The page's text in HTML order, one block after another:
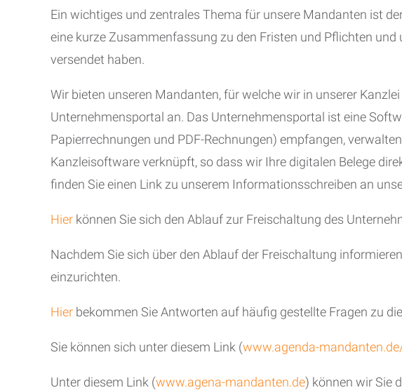
Ein wichtiges und zentrales Thema für unsere Mandanten ist
eine kurze Zusammenfassung zu den Fristen und Pflichten und
versendet haben.
Wir bieten unseren Mandanten, für welche wir in unserer
Unternehmensportal an. Das Unternehmensportal ist eine
Papierrechnungen und PDF-Rechnungen) empfangen,
Kanzleisoftware verknüpft, so dass wir Ihre digitalen Belege
finden Sie einen Link zu unserem Informationsschreiben an
Hier können Sie sich den Ablauf zur Freischaltung des
Nachdem Sie sich über den Ablauf der Freischaltung
einzurichten.
Hier bekommen Sie Antworten auf häufig gestellte Fragen zu
Sie können sich unter diesem Link (www.agenda-
Unter diesem Link (www.agena-mandanten.de) können wir Sie